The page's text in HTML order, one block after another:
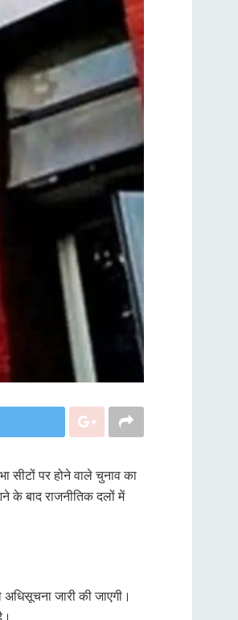
सीटों पर होने वाले चुनाव का
के बाद राजनीतिक दलों में
जारी की जाएगी।